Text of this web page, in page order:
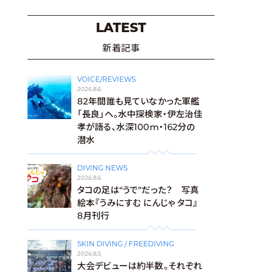
LATEST
新着記事
VOICE/REVIEWS
2026.8.6
82年間誰も見ていなかった軍艦
「長良」へ。水中探検家・伊左治佳
孝が語る、水深100m・162分の
潜水
DIVING NEWS
2026.8.6
タコの足は“うで”だった？ 写真
絵本『うみにすむ にんじゃ タコ』
8月刊行
SKIN DIVING / FREEDIVING
2026.8.5
大会デビューは約半数。それぞれ